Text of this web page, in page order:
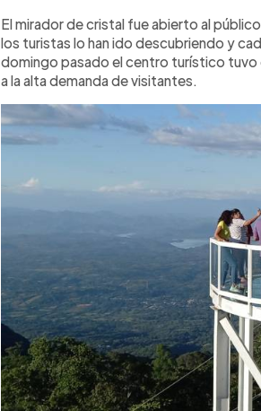
El mirador de cristal fue abierto al
los turistas lo han ido descubriendo y
domingo pasado el centro turístico
a la alta demanda de visitantes.